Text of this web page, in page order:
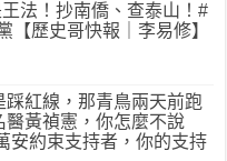
法！抄南僑、查泰山！#
【歷史哥快報｜李易修】
踩紅線，那青鳥兩天前跑
醫黃禎憲，你怎麼不說
安約束支持者，你的支持